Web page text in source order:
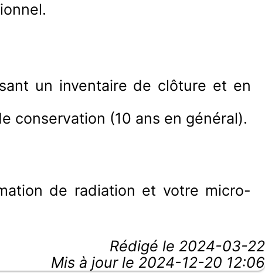
un inventaire de clôture et en
conservation (10 ans en général).
de radiation et votre micro-
Rédigé le 2024-03-22
Mis à jour le 2024-12-20 12:06